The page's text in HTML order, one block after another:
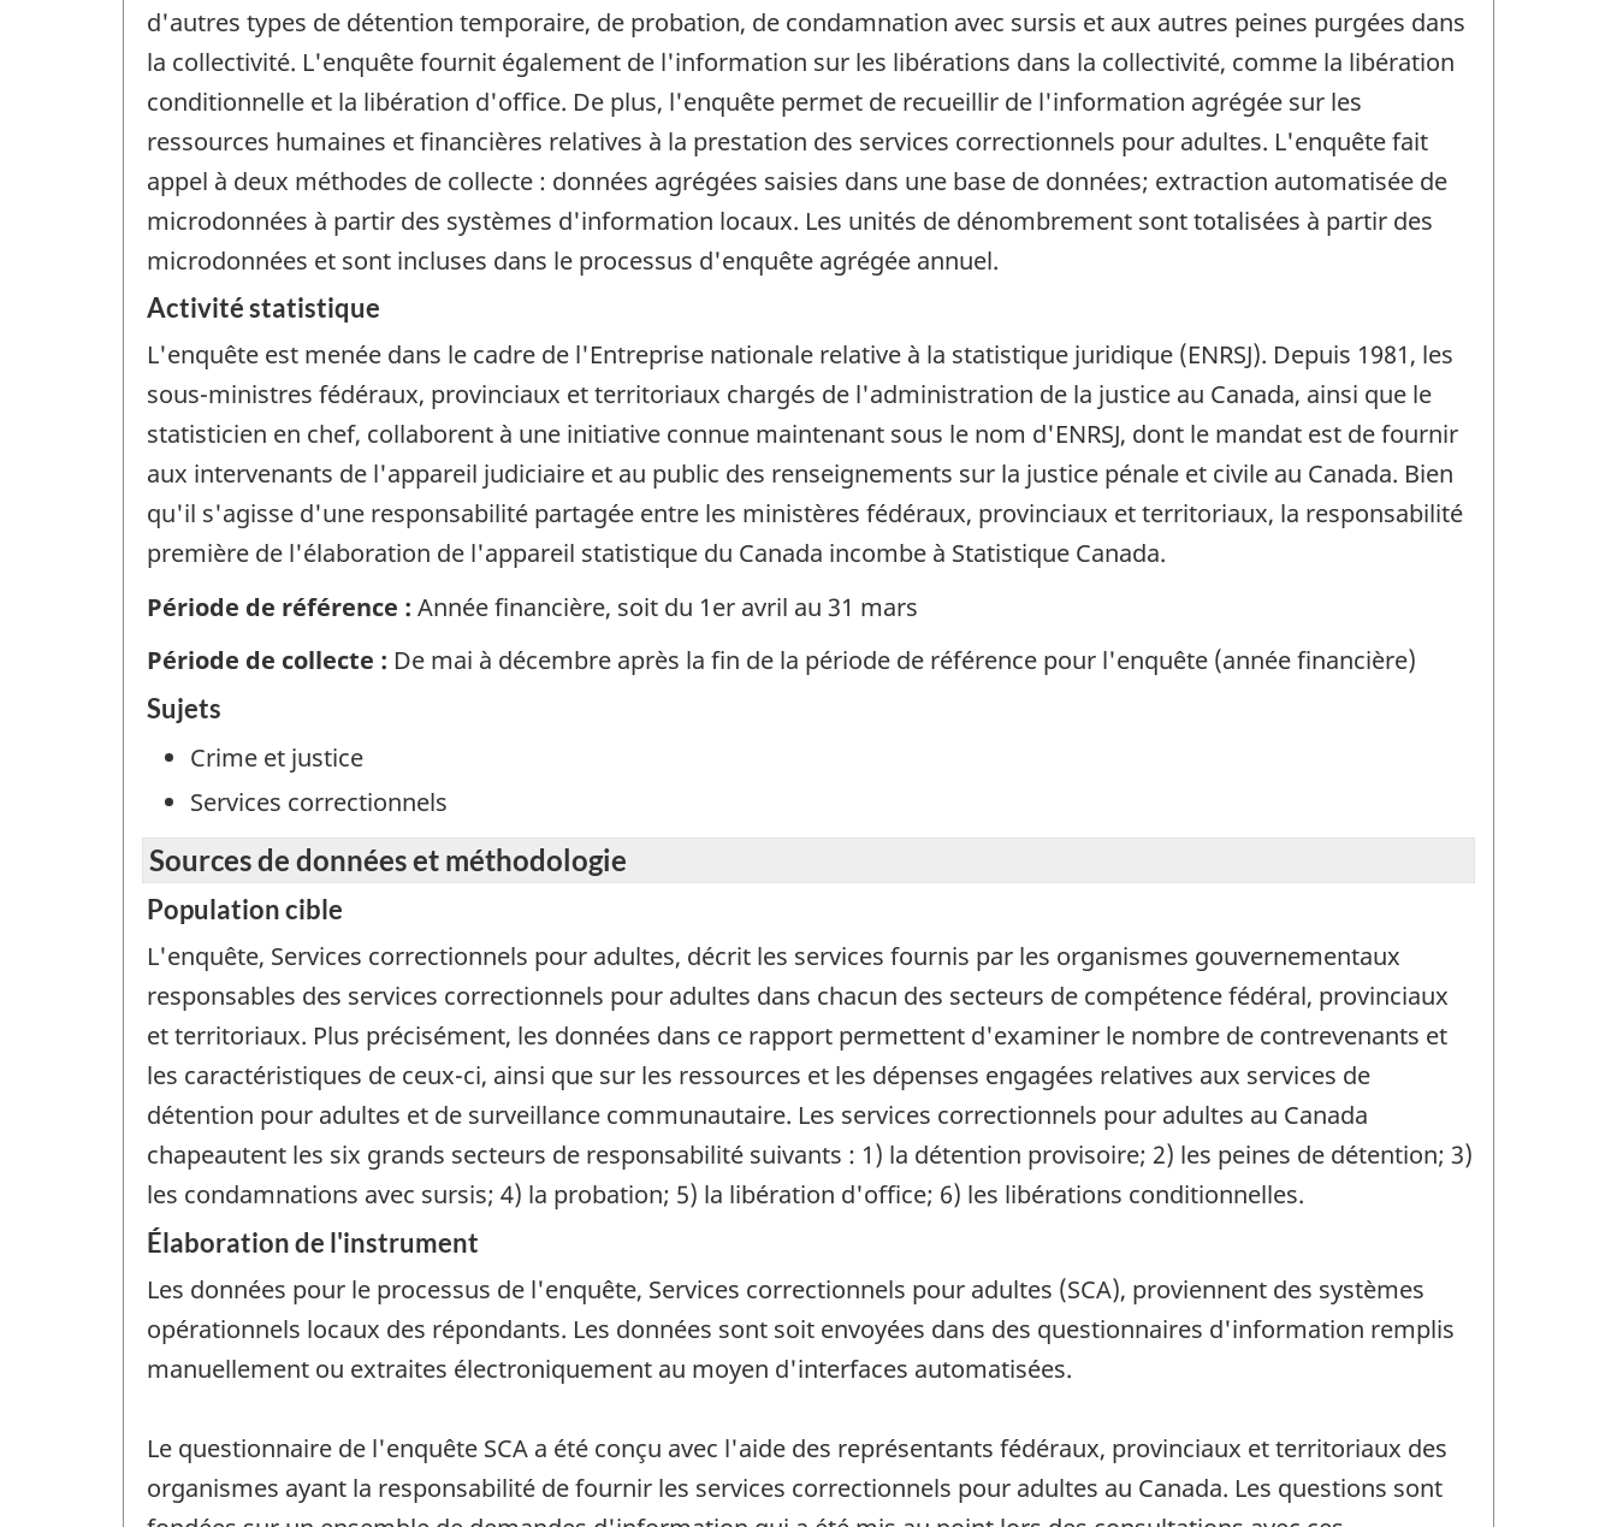
d'autres types de détention temporaire, de probation, de condamnation avec sursis et aux autres peines purgées dans
la collectivité. L'enquête fournit également de l'information sur les libérations dans la collectivité, comme la libération
conditionnelle et la libération d'office. De plus, l'enquête permet de recueillir de l'information agrégée sur les
ressources humaines et financières relatives à la prestation des services correctionnels pour adultes. L'enquête fait
appel à deux méthodes de collecte : données agrégées saisies dans une base de données; extraction automatisée de
microdonnées à partir des systèmes d'information locaux. Les unités de dénombrement sont totalisées à partir des
microdonnées et sont incluses dans le processus d'enquête agrégée annuel.
Activité statistique
L'enquête est menée dans le cadre de l'Entreprise nationale relative à la statistique juridique (ENRSJ). Depuis 1981, les
sous-ministres fédéraux, provinciaux et territoriaux chargés de l'administration de la justice au Canada, ainsi que le
statisticien en chef, collaborent à une initiative connue maintenant sous le nom d'ENRSJ, dont le mandat est de fournir
aux intervenants de l'appareil judiciaire et au public des renseignements sur la justice pénale et civile au Canada. Bien
qu'il s'agisse d'une responsabilité partagée entre les ministères fédéraux, provinciaux et territoriaux, la responsabilité
première de l'élaboration de l'appareil statistique du Canada incombe à Statistique Canada.
Période de référence : Année financière, soit du 1er avril au 31 mars
Période de collecte : De mai à décembre après la fin de la période de référence pour l'enquête (année financière)
Sujets
Crime et justice
Services correctionnels
Sources de données et méthodologie
Population cible
L'enquête, Services correctionnels pour adultes, décrit les services fournis par les organismes gouvernementaux
responsables des services correctionnels pour adultes dans chacun des secteurs de compétence fédéral, provinciaux
et territoriaux. Plus précisément, les données dans ce rapport permettent d'examiner le nombre de contrevenants et
les caractéristiques de ceux-ci, ainsi que sur les ressources et les dépenses engagées relatives aux services de
détention pour adultes et de surveillance communautaire. Les services correctionnels pour adultes au Canada
chapeautent les six grands secteurs de responsabilité suivants : 1) la détention provisoire; 2) les peines de détention; 3)
les condamnations avec sursis; 4) la probation; 5) la libération d'office; 6) les libérations conditionnelles.
Élaboration de l'instrument
Les données pour le processus de l'enquête, Services correctionnels pour adultes (SCA), proviennent des systèmes
opérationnels locaux des répondants. Les données sont soit envoyées dans des questionnaires d'information remplis
manuellement ou extraites électroniquement au moyen d'interfaces automatisées.
Le questionnaire de l'enquête SCA a été conçu avec l'aide des représentants fédéraux, provinciaux et territoriaux des
organismes ayant la responsabilité de fournir les services correctionnels pour adultes au Canada. Les questions sont